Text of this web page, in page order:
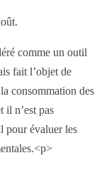
comme un outil
fait l’objet de
consommation des
il n’est pas
pour évaluer les
<p>